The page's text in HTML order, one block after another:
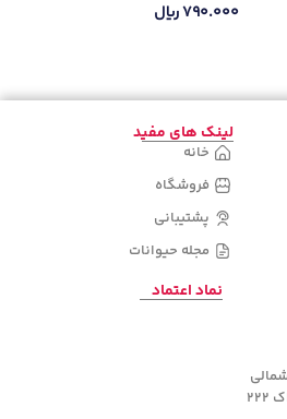
۷۹۰.۰۰۰ریال
لینک های مفید
خانه
فروشگاه
پشتیبانی
مجله حیوانات
نماد اعتماد